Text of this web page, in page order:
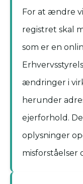
For at ændre
registret skal
som er en
ændringer i
herunder
ejerforhold.
oplysninger
misforståelser